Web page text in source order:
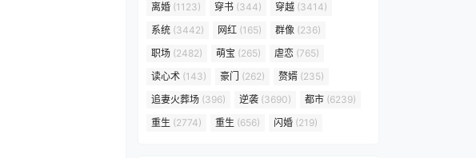
离婚 (1123) 穿书 (344) 穿越 (3414)
系统 (3442) 网红 (165) 群像 (236)
职场 (2482) 萌宝 (265) 虐恋 (765)
读心术 (143) 豪门 (262) 赘婿 (235)
追妻火葬场 (396) 逆袭 (3690) 都市 (6239)
重生 (2774) 重生 (656) 闪婚 (219)